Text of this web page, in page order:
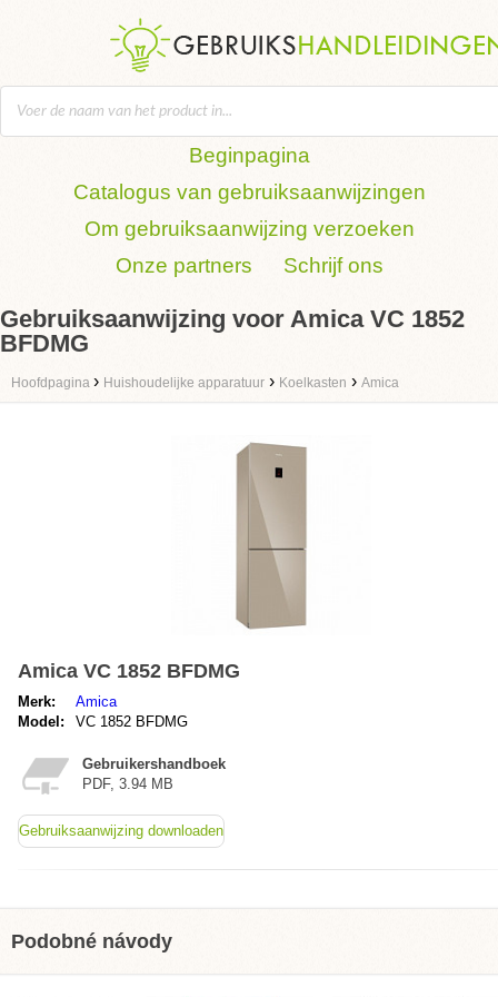
Beginpagina
Catalogus van gebruiksaanwijzingen
Om gebruiksaanwijzing verzoeken
Onze partners
Schrijf ons
Gebruiksaanwijzing voor Amica VC 1852
BFDMG
Hoofdpagina › Huishoudelijke apparatuur › Koelkasten › Amica
Amica VC 1852 BFDMG
Merk:
Amica
Model:
VC 1852 BFDMG
Gebruikershandboek
PDF, 3.94 MB
Gebruiksaanwijzing downloaden
Podobné návody